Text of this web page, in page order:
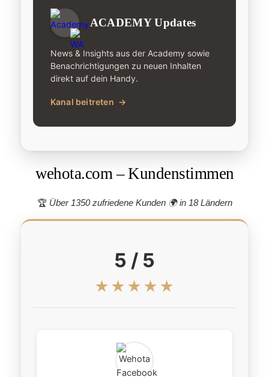
ACADEMY Updates
News & Insights aus der Academy sowie
Benachrichtigungen zu neuen Inhalten
direkt auf dein Handy.
Kanal beitreten →
wehota.com – Kundenstimmen
🏆 Über 1350 zufriedene Kunden 🌍 in 18 Ländern
5 / 5
★★★★★